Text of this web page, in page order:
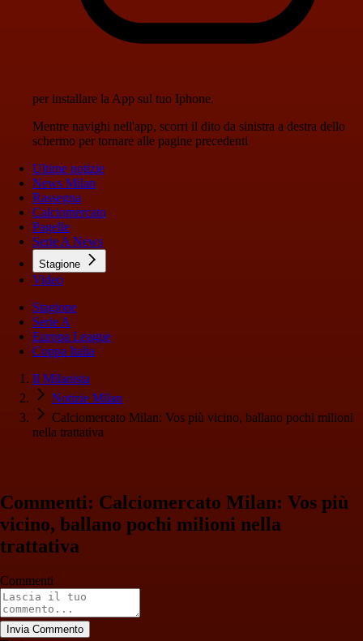
per installare la App sul tuo Iphone.
Mentre navighi nell'app, scorri il dito da sinistra a destra dello
schermo per tornare alle pagine precedenti
Ultime notizie
News Milan
Rassegna
Calciomercato
Pagelle
Serie A News
Stagione
Video
Stagione
Serie A
Europa League
Coppa Italia
Il Milanista
Notizie Milan
Calciomercato Milan: Vos più vicino, ballano pochi milioni
nella trattativa
Commenti: Calciomercato Milan: Vos più
vicino, ballano pochi milioni nella
trattativa
Commenti
Invia Commento